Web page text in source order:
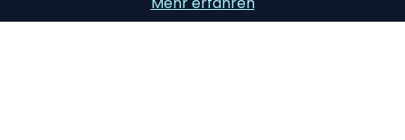
Achten Sie auf Garantien und Kundenbewertungen.